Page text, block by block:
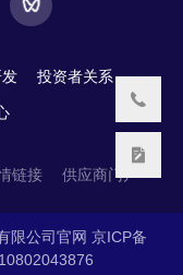
投资者关系
链接 供应商门户
限公司官网 京ICP备